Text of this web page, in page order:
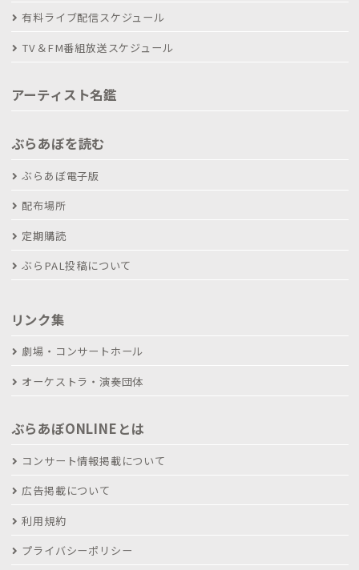
有料ライブ配信スケジュール
TV＆FM番組放送スケジュール
アーティスト名鑑
ぶらあぼを読む
ぶらあぼ電子版
配布場所
定期購読
ぶらPAL投稿について
リンク集
劇場・コンサートホール
オーケストラ・演奏団体
ぶらあぼONLINEとは
コンサート情報掲載について
広告掲載について
利用規約
プライバシーポリシー